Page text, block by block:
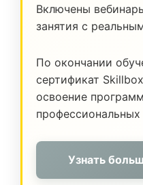
Включены
занятия с
По окончании
сертификат
освоение
Узнать